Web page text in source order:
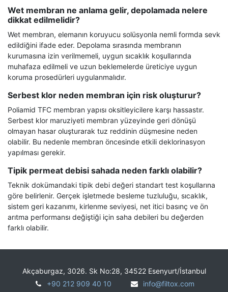
Wet membran ne anlama gelir, depolamada nelere
dikkat edilmelidir?
Wet membran, elemanın koruyucu solüsyonla nemli formda sevk
edildiğini ifade eder. Depolama sırasında membranın
kurumasına izin verilmemeli, uygun sıcaklık koşullarında
muhafaza edilmeli ve uzun beklemelerde üreticiye uygun
koruma prosedürleri uygulanmalıdır.
Serbest klor neden membran için risk oluşturur?
Poliamid TFC membran yapısı oksitleyicilere karşı hassastır.
Serbest klor maruziyeti membran yüzeyinde geri dönüşü
olmayan hasar oluşturarak tuz reddinin düşmesine neden
olabilir. Bu nedenle membran öncesinde etkili deklorinasyon
yapılması gerekir.
Tipik permeat debisi sahada neden farklı olabilir?
Teknik dokümandaki tipik debi değeri standart test koşullarına
göre belirlenir. Gerçek işletmede besleme tuzluluğu, sıcaklık,
sistem geri kazanımı, kirlenme seviyesi, net itici basınç ve ön
arıtma performansı değiştiği için saha debileri bu değerden
farklı olabilir.
Akçaburgaz, 3026. Sk No:28, 34522 Esenyurt/İstanbul
+90 212 909 40 10
info@filtox.com